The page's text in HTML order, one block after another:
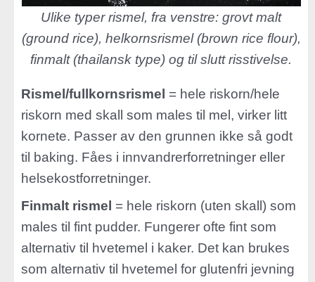
Ulike typer rismel, fra venstre: grovt malt
(ground rice), helkornsrismel (brown rice flour),
finmalt (thailansk type) og til slutt risstivelse.
Rismel/fullkornsrismel = hele riskorn/hele
riskorn med skall som males til mel, virker litt
kornete. Passer av den grunnen ikke så godt
til baking. Fåes i innvandrerforretninger eller
helsekostforretninger.
Finmalt rismel = hele riskorn (uten skall) som
males til fint pudder. Fungerer ofte fint som
alternativ til hvetemel i kaker. Det kan brukes
som alternativ til hvetemel for glutenfri jevning